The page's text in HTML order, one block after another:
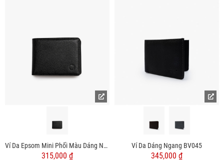
Ví Da Epsom Mini Phối Màu Dáng Ngang BV060
315,000 ₫
Ví Da Dáng Ngang BV045
345,000 ₫